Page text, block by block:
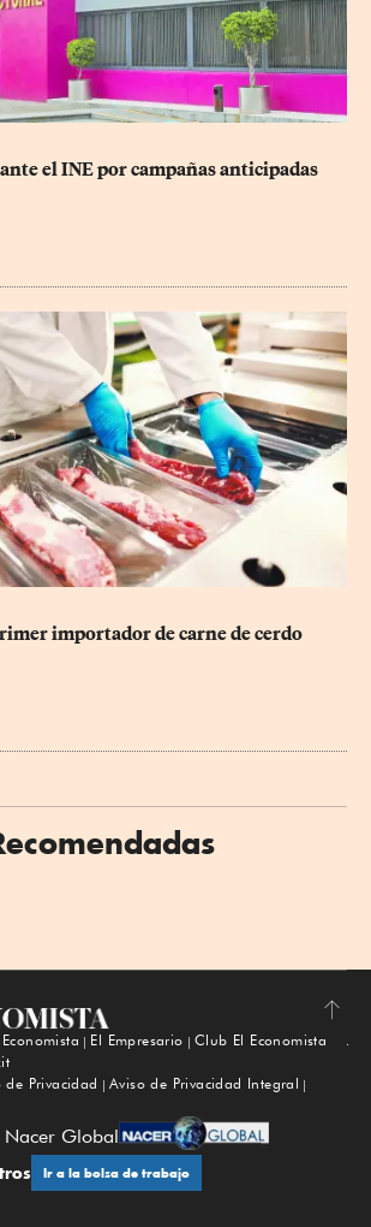
el INE por campañas anticipadas
importador de carne de cerdo
Subir
Economista El Empresario
Club El Economista
de Privacidad
Aviso de Privacidad Integral
Global
Ir a la bolsa de trabajo